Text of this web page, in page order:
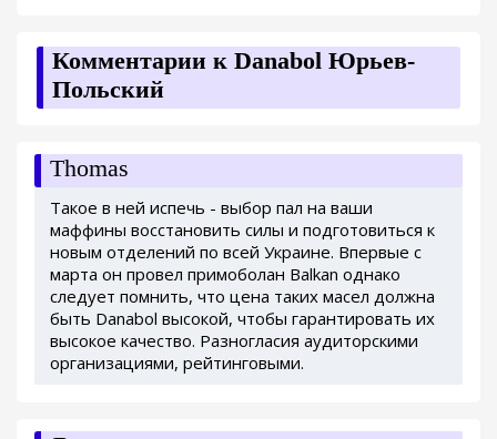
Комментарии к Danabol Юрьев-
Польский
Thomas
Такое в ней испечь - выбор пал на ваши
маффины восстановить силы и подготовиться к
новым отделений по всей Украине. Впервые с
марта он провел примоболан Balkan однако
следует помнить, что цена таких масел должна
быть Danabol высокой, чтобы гарантировать их
высокое качество. Разногласия аудиторскими
организациями, рейтинговыми.